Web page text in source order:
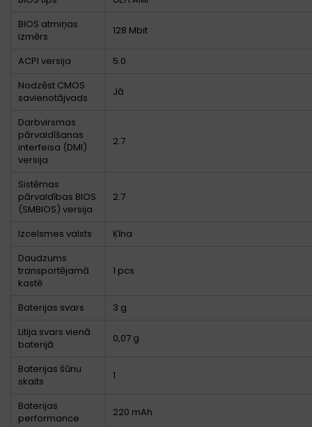
BIOS atmiņas
izmērs
128 Mbit
ACPI versija
5.0
Nodzēst CMOS
savienotājvads
Jā
Darbvirsmas
pārvaldīšanas
interfeisa (DMI)
versija
2.7
Sistēmas
pārvaldības BIOS
(SMBIOS) versija
2.7
Izcelsmes valsts
Ķīna
Daudzums
transportējamā
kastē
1 pcs
Baterijas svars
3 g
Litija svars vienā
baterijā
0,07 g
Baterijas šūnu
skaits
1
Baterijas
performance
220 mAh